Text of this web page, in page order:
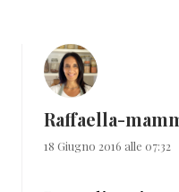
Raffaella-
18 Giugno 2016 alle 07:32